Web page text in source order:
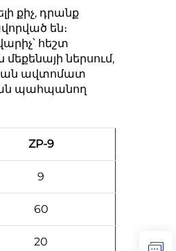
քիչ, դրանք
են։
հեշտ
ներսում,
ավտոմատ
պահպանող
ZP-9
9
60
20